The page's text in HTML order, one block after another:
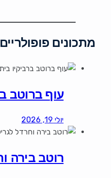
מתכונים פופולריים
עוף ברוטב
יולי 19, 2026
רוטב בירה